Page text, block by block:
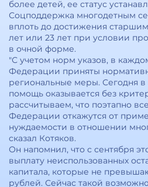
более детей, ее статус
Соцподдержка многодетным
вплоть до достижения
лет или 23 лет при условии
в очной форме.
"С учетом норм указов, в
Федерации приняты
региональные меры. Сегодня в
помощь оказывается без
рассчитываем, что поэтапно
Федерации откажутся от
нуждаемости в отношении
сказал Котяков.
Он напомнил, что с сентября
выплату неиспользованных
капитала, которые не
рублей. Сейчас такой